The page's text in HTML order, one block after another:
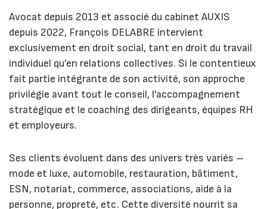
Avocat depuis 2013 et associé du cabinet AUXIS
depuis 2022, François DELABRE intervient
exclusivement en droit social, tant en droit du travail
individuel qu’en relations collectives. Si le contentieux
fait partie intégrante de son activité, son approche
privilégie avant tout le conseil, l’accompagnement
stratégique et le coaching des dirigeants, équipes RH
et employeurs.
Ses clients évoluent dans des univers très variés –
mode et luxe, automobile, restauration, bâtiment,
ESN, notariat, commerce, associations, aide à la
personne, propreté, etc. Cette diversité nourrit sa